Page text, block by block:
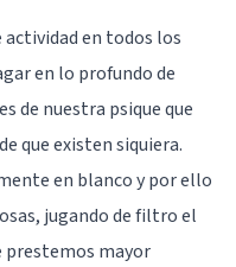
actividad en todos los
en lo profundo de
de nuestra psique que
que existen siquiera.
en blanco y por ello
jugando de filtro el
prestemos mayor